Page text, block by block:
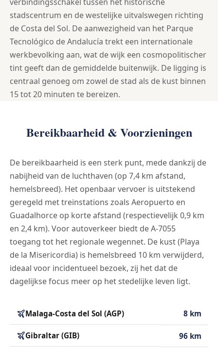
stadscentrum en de westelijke uitvalswegen richting
de Costa del Sol. De aanwezigheid van het Parque
Tecnológico de Andalucía trekt een internationale
werkbevolking aan, wat de wijk een cosmopolitischer
tint geeft dan de gemiddelde buitenwijk. De ligging is
centraal genoeg om zowel de stad als de kust binnen
15 tot 20 minuten te bereizen.
Bereikbaarheid & Voorzieningen
De bereikbaarheid is een sterk punt, mede dankzij de
nabijheid van de luchthaven (op 7,4 km afstand,
hemelsbreed). Het openbaar vervoer is uitstekend
geregeld met treinstations zoals Aeropuerto en
Guadalhorce op korte afstand (respectievelijk 0,9 km
en 2,4 km). Voor autoverkeer biedt de A-7055
toegang tot het regionale wegennet. De kust (Playa
de la Misericordia) is hemelsbreed 10 km verwijderd,
ideaal voor incidentueel bezoek, zij het dat de
dagelijkse focus meer op het stedelijke leven ligt.
Malaga-Costa del Sol (AGP) 8 km
Gibraltar (GIB) 96 km